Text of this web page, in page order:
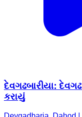
દેવગઢબારીયા:
કરાયું